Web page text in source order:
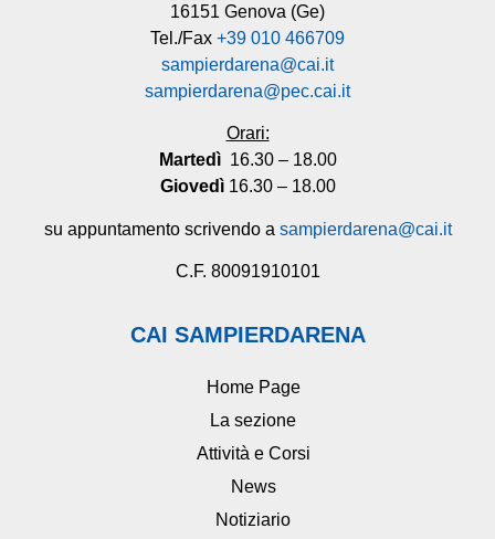
16151 Genova (Ge)
Tel./Fax +39 010 466709
sampierdarena@cai.it
sampierdarena@pec.cai.it
Orari:
Martedì 16.30 – 18.00
Giovedì16.30 – 18.00
su appuntamento scrivendo a sampierdarena@cai.it
C.F. 80091910101
CAI SAMPIERDARENA
Home Page
La sezione
Attività e Corsi
News
Notiziario